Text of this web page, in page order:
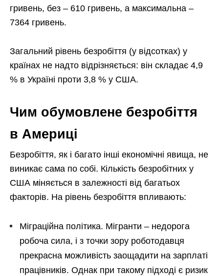
гривень, без – 610 гривень, а максимальна –
7364 гривень.
Загальний рівень безробіття (у відсотках) у
країнах не надто відрізняється: він складає 4,9
% в Україні проти 3,8 % у США.
Чим обумовлене безробіття
в Америці
Безробіття, як і багато інші економічні явища, не
виникає сама по собі. Кількість безробітних у
США міняється в залежності від багатьох
факторів. На рівень безробіття впливають:
Міграційна політика. Мігранти – недорога
робоча сила, і з точки зору роботодавця
прекрасна можливість заощадити на зарплаті
працівників. Однак при такому підході є ризик